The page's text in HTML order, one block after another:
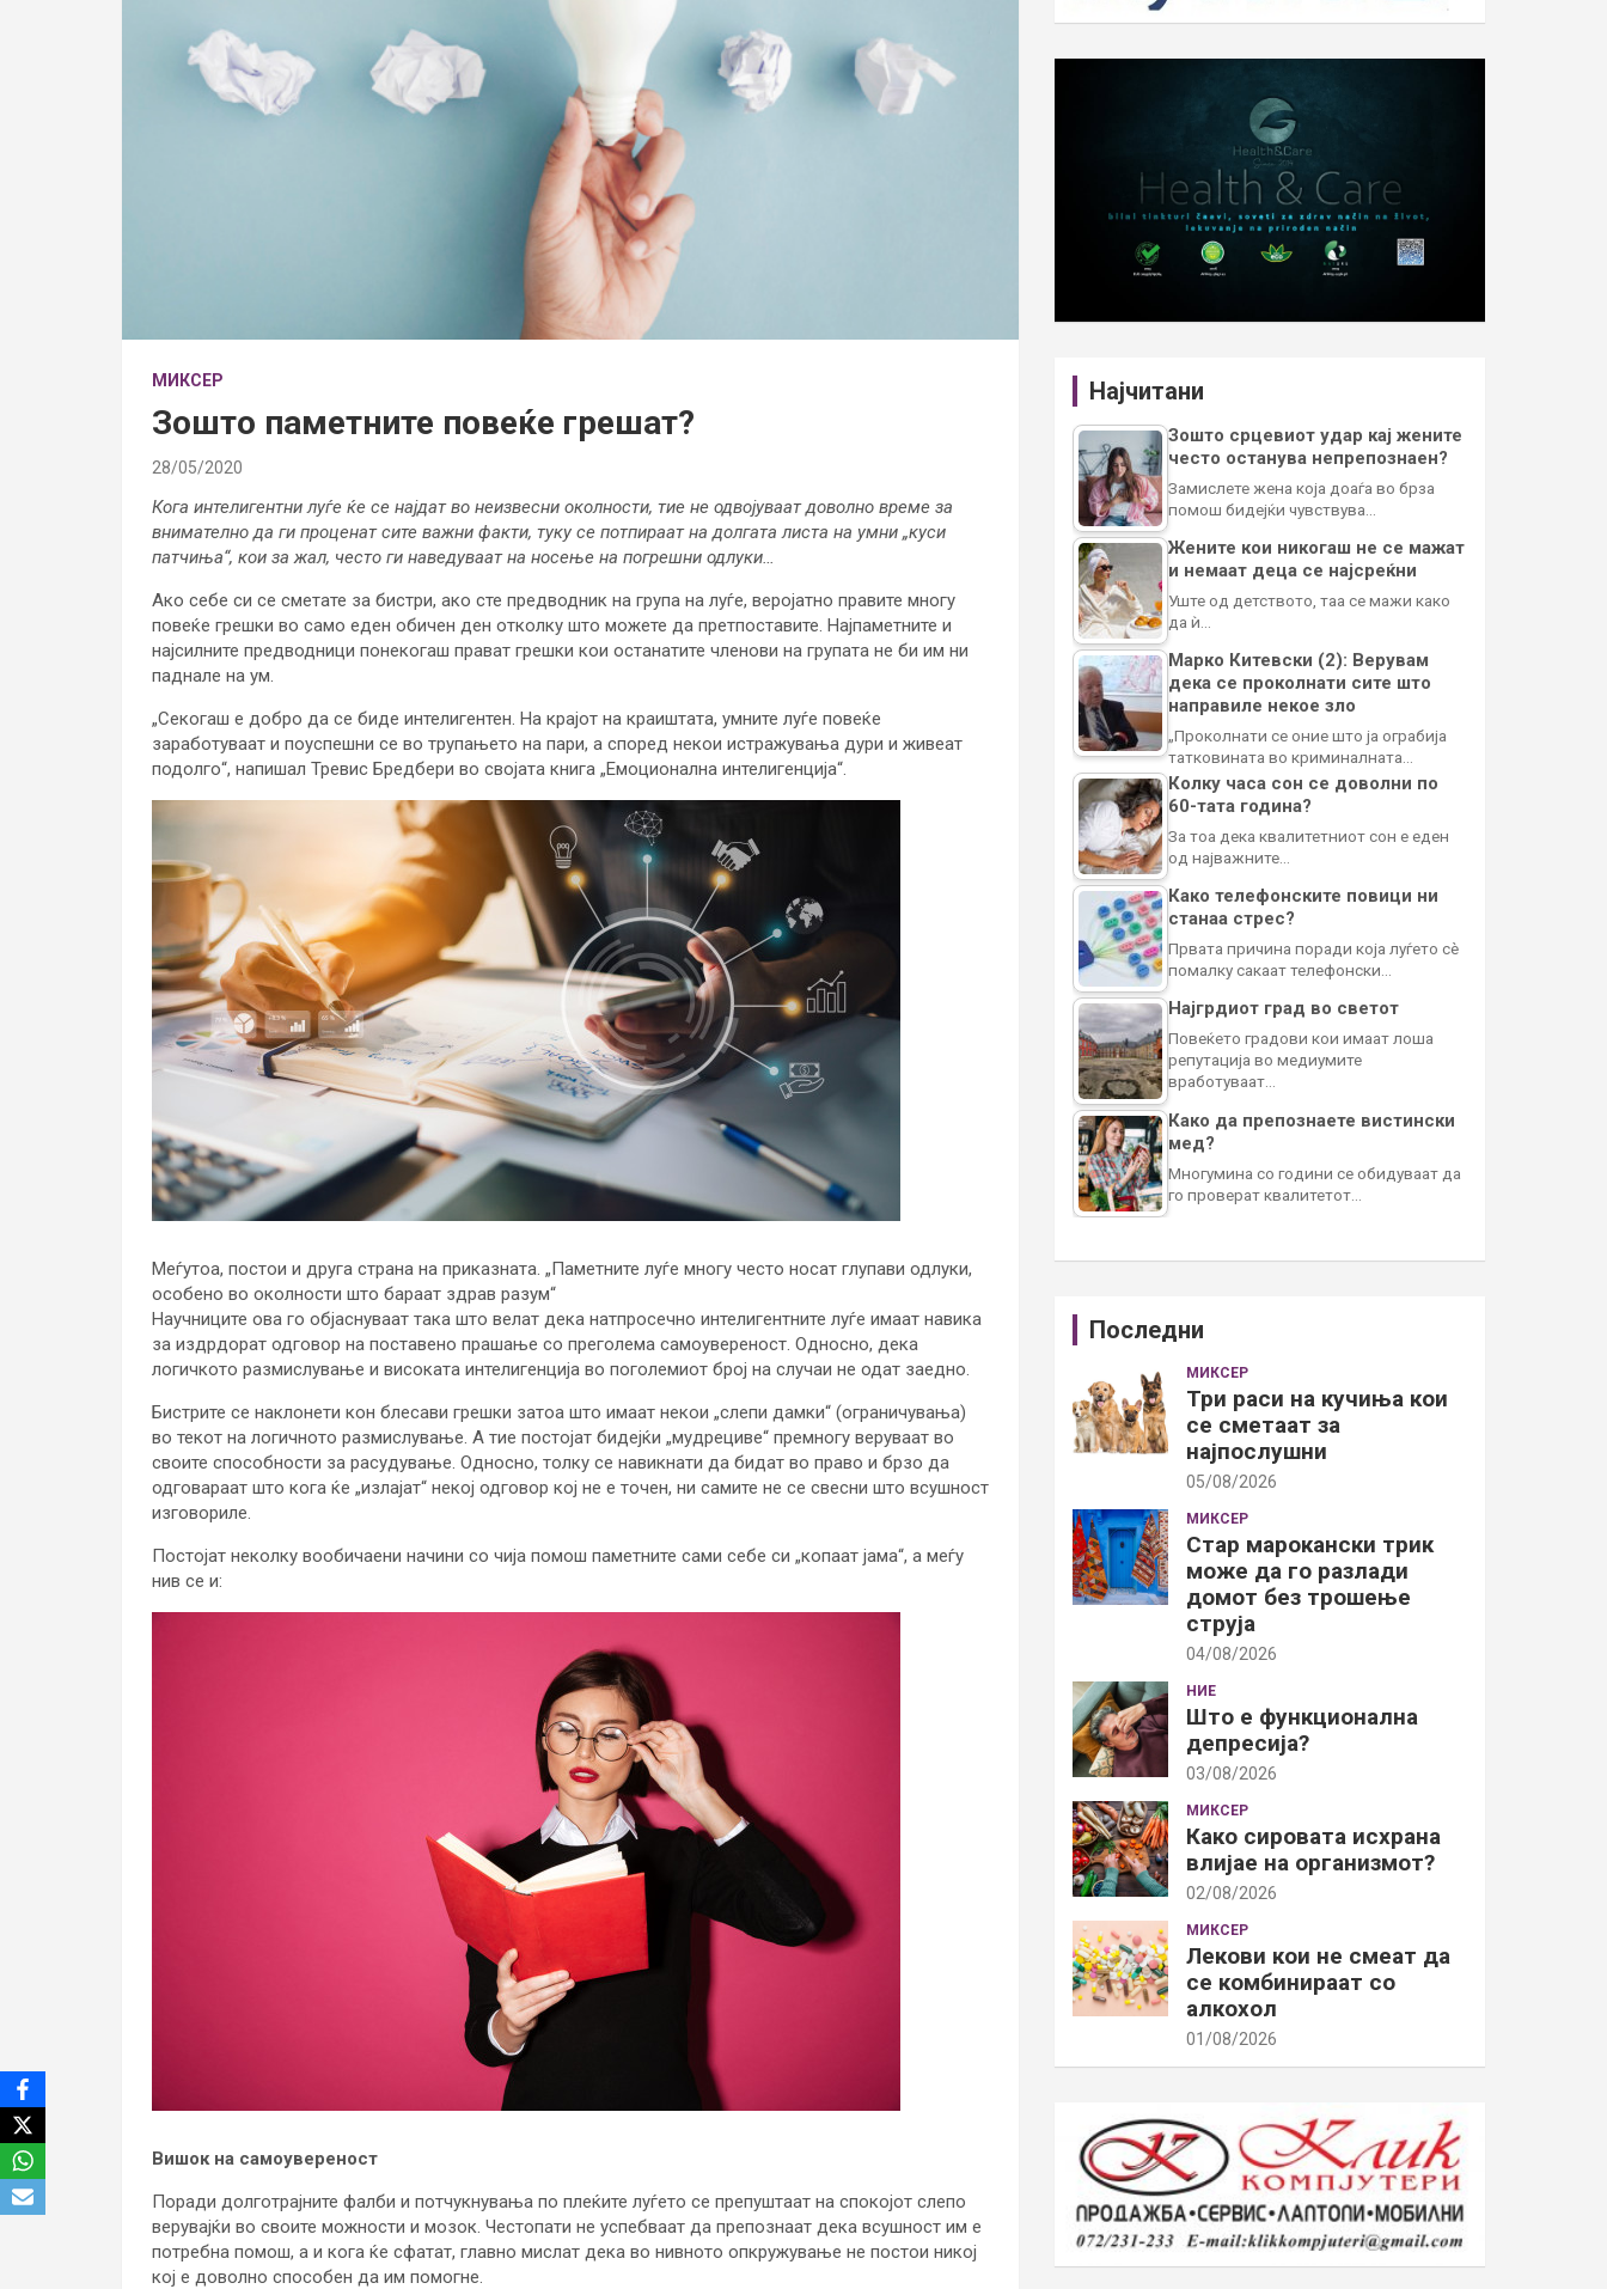
МИКСЕР
Зошто паметните повеќе грешат?
28/05/2020
Кога интелигентни луѓе ќе се најдат во неизвесни околности, тие не одвојуваат доволно време за
внимателно да ги проценат сите важни факти, туку се потпираат на долгата листа на умни „куси
патчиња“, кои за жал, често ги наведуваат на носење на погрешни одлуки…
Ако себе си се сметате за бистри, ако сте предводник на група на луѓе, веројатно правите многу
повеќе грешки во само еден обичен ден отколку што можете да претпоставите. Најпаметните и
најсилните предводници понекогаш прават грешки кои останатите членови на групата не би им ни
паднале на ум.
„Секогаш е добро да се биде интелигентен. На крајот на краиштата, умните луѓе повеќе
заработуваат и поуспешни се во трупањето на пари, а според некои истражувања дури и живеат
подолго“, напишал Тревис Бредбери во својата книга „Емоционална интелигенција“.
Меѓутоа, постои и друга страна на приказната. „Паметните луѓе многу често носат глупави одлуки,
особено во околности што бараат здрав разум“
Научниците ова го објаснуваат така што велат дека натпросечно интелигентните луѓе имаат навика
за издрдорат одговор на поставено прашање со преголема самоувереност. Односно, дека
логичкото размислување и високата интелигенција во поголемиот број на случаи не одат заедно.
Бистрите се наклонети кон блесави грешки затоа што имаат некои „слепи дамки“ (ограничувања)
во текот на логичното размислување. А тие постојат бидејќи „мудрециве“ премногу веруваат во
своите способности за расудување. Односно, толку се навикнати да бидат во право и брзо да
одговараат што кога ќе „излајат“ некој одговор кој не е точен, ни самите не се свесни што всушност
изговориле.
Постојат неколку вообичаени начини со чија помош паметните сами себе си „копаат јама“, а меѓу
нив се и:
Вишок на самоувереност
Поради долготрајните фалби и потчукнувања по плеќите луѓето се препуштаат на спокојот слепо
верувајќи во своите можности и мозок. Честопати не успебваат да препознаат дека всушност им е
потребна помош, а и кога ќе сфатат, главно мислат дека во нивното опкружување не постои никој
кој е доволно способен да им помогне.
Најчитани
Зошто срцевиот удар кај жените
често останува непрепознаен?
Замислете жена која доаѓа во брза
помош бидејќи чувствува…
Жените кои никогаш не се мажат
и немаат деца се најсреќни
Уште од детството, таа се мажи како
да ѝ…
Марко Китевски (2): Верувам
дека се проколнати сите што
направиле некое зло
„Проколнати се оние што ја ограбија
татковината во криминалната…
Колку часа сон се доволни по
60-тата година?
За тоа дека квалитетниот сон е еден
од најважните…
Како телефонските повици ни
станаа стрес?
Првата причина поради која луѓето сè
помалку сакаат телефонски…
Најгрдиот град во светот
Повеќето градови кои имаат лоша
репутација во медиумите
вработуваат…
Како да препознаете вистински
мед?
Многумина со години се обидуваат да
го проверат квалитетот…
Последни
МИКСЕР
Три раси на кучиња кои
се сметаат за
најпослушни
05/08/2026
МИКСЕР
Стар марокански трик
може да го разлади
домот без трошење
струја
04/08/2026
НИЕ
Што е функционална
депресија?
03/08/2026
МИКСЕР
Како сировата исхрана
влијае на организмот?
02/08/2026
МИКСЕР
Лекови кои не смеат да
се комбинираат со
алкохол
01/08/2026